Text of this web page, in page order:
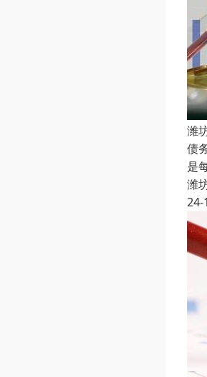
潍
债
是
潍
24-